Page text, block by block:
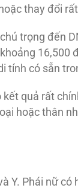
thay đổi
trọng đến
16,500
tính có sẵn
quả rất
hoặc thân
Y. Phái nữ